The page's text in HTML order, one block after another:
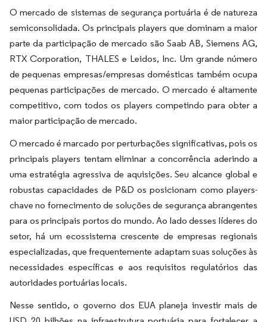
O mercado de sistemas de segurança portuária é de natureza
semiconsolidada. Os principais players que dominam a maior
parte da participação de mercado são Saab AB, Siemens AG,
RTX Corporation, THALES e Leidos, Inc. Um grande número
de pequenas empresas/empresas domésticas também ocupa
pequenas participações de mercado. O mercado é altamente
competitivo, com todos os players competindo para obter a
maior participação de mercado.
O mercado é marcado por perturbações significativas, pois os
principais players tentam eliminar a concorrência aderindo a
uma estratégia agressiva de aquisições. Seu alcance global e
robustas capacidades de P&D os posicionam como players-
chave no fornecimento de soluções de segurança abrangentes
para os principais portos do mundo. Ao lado desses líderes do
setor, há um ecossistema crescente de empresas regionais
especializadas, que frequentemente adaptam suas soluções às
necessidades específicas e aos requisitos regulatórios das
autoridades portuárias locais.
Nesse sentido, o governo dos EUA planeja investir mais de